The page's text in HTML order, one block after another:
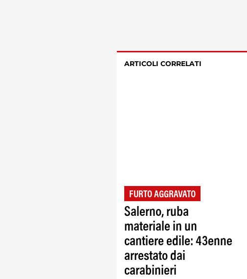
ARTICOLI CORRELATI
FURTO AGGRAVATO
Salerno, ruba
materiale in un
cantiere edile: 43enne
arrestato dai
carabinieri